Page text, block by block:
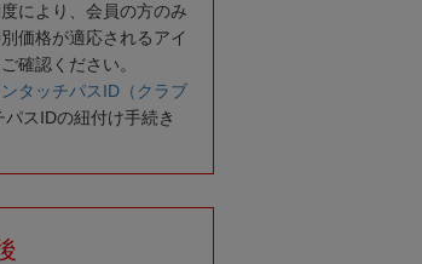
により、会員の方のみ
価格が適応されるアイ
確認ください。
ンタッチパスID（クラブ
スIDの紐付け手続き